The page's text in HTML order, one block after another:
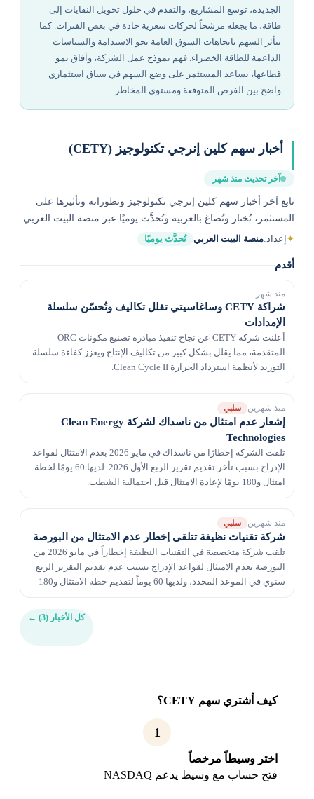
الجديدة، توسع المشاريع، والتقدم في حلول تحويل النفايات إلى
طاقة، ما يجعله مرشحاً لحركات سعرية حادة في بعض الفترات. كما
يتأثر السهم باتجاهات السوق العامة نحو الاستدامة والسياسات
الداعمة للطاقة الخضراء. فهم نموذج عمل الشركة، وآفاق نمو
قطاعها، يساعد المستثمر على وضع السهم في سياق استثماري
واضح بين الفرص المتوقعة ومستوى المخاطر.
أخبار سهم كلين إنرجي تكنولوجيز (CETY)
آخر تحديث منذ شهر
تابع آخر أخبار سهم كلين إنرجي تكنولوجيز وتطوراته وتأثيرها على
المستثمر، تُختار وتُصاغ بالعربية وتُحدَّث يوميًا عبر منصة البيت العربي.
✦إعداد:منصة البيت العربي تُحدَّث يوميًا
أقدم
منذ شهر
شراكة CETY وساغاسيتي تقلل تكاليف وتُحسّن سلسلة
الإمدادات
أعلنت شركة CETY عن نجاح تنفيذ مبادرة تصنيع مكونات ORC
المتقدمة، مما يقلل بشكل كبير من تكاليف الإنتاج ويعزز كفاءة سلسلة
التوريد لأنظمة استرداد الحرارة Clean Cycle II.
منذ شهرين سلبي
إشعار عدم امتثال من ناسداك لشركة Clean Energy
Technologies
تلقت الشركة إخطارًا من ناسداك في مايو 2026 بعدم الامتثال لقواعد
الإدراج بسبب تأخر تقديم تقرير الربع الأول 2026. لديها 60 يومًا لخطة
امتثال و180 يومًا لإعادة الامتثال قبل احتمالية الشطب.
منذ شهرين سلبي
شركة تقنيات نظيفة تتلقى إخطار عدم الامتثال من البورصة
تلقت شركة متخصصة في التقنيات النظيفة إخطاراً في مايو 2026 من
البورصة بعدم الامتثال لقواعد الإدراج بسبب عدم تقديم التقرير الربع
سنوي في الموعد المحدد، ولديها 60 يوماً لتقديم خطة الامتثال و180
كل الأخبار (3) ←
كيف أشتري سهم CETY؟
1
اختر وسيطاً مرخصاً
فتح حساب مع وسيط يدعم NASDAQ